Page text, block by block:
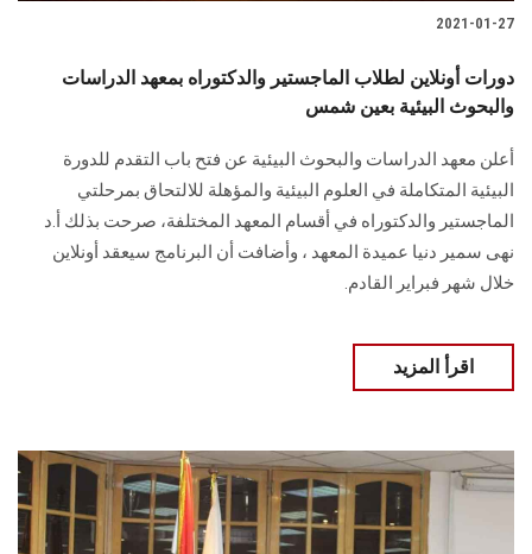
2021-01-27
دورات أونلاين لطلاب الماجستير والدكتوراه بمعهد الدراسات
والبحوث البيئية بعين شمس
أعلن معهد الدراسات والبحوث البيئية عن فتح باب التقدم للدورة
البيئية المتكاملة في العلوم البيئية والمؤهلة للالتحاق بمرحلتي
الماجستير والدكتوراه في أقسام المعهد المختلفة، صرحت بذلك أ.د
نهى سمير دنيا عميدة المعهد ، وأضافت أن البرنامج سيعقد أونلاين
خلال شهر فبراير القادم.
اقرأ المزيد